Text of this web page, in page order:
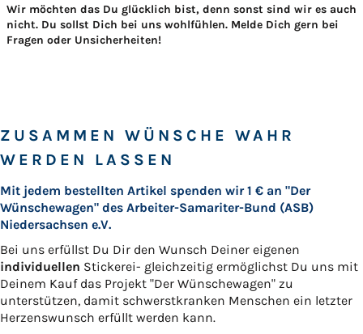
Wir möchten das Du glücklich bist, denn sonst sind wir es auch
nicht. Du sollst Dich bei uns wohlfühlen. Melde Dich gern bei
Fragen oder Unsicherheiten!
ZUSAMMEN WÜNSCHE WAHR
WERDEN LASSEN
Mit jedem bestellten Artikel spenden wir 1 € an "Der
Wünschewagen" des Arbeiter-Samariter-Bund (ASB)
Niedersachsen e.V.
Bei uns erfüllst Du Dir den Wunsch Deiner eigenen
individuellen Stickerei- gleichzeitig ermöglichst Du uns mit
Deinem Kauf das Projekt "Der Wünschewagen" zu
unterstützen, damit schwerstkranken Menschen ein letzter
Herzenswunsch erfüllt werden kann.